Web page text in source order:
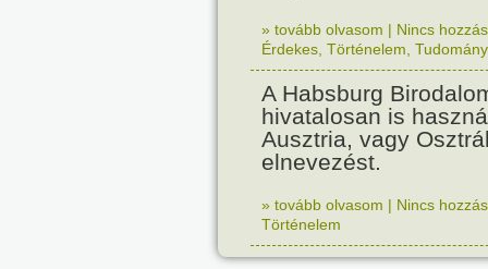
» tovább olvasom | Nincs
Érdekes Történelem Tudomány
A Habsburg
hivatalosan is
Ausztria, vagy
elnevezést.
» tovább olvasom | Nincs
Történelem